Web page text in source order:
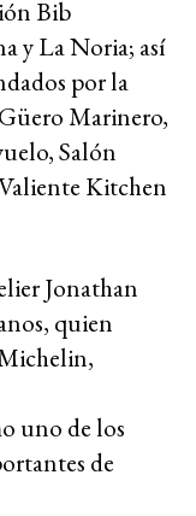
Bib
y La Noria; así
por la
Marinero,
Salón
Kitchen
Jonathan
quien
uno de los
de